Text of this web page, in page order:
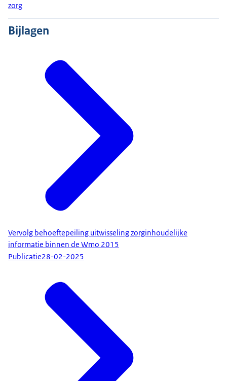
zorg
Bijlagen
Vervolg behoeftepeiling uitwisseling zorginhoudelijke
informatie binnen de Wmo 2015
Publicatie28-02-2025